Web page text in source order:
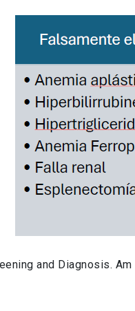
and Diagnosis. Am